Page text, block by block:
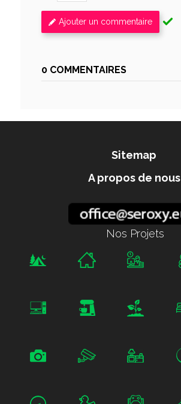
Ajouter un commentaire
0 COMMENTAIRES
Sitemap
A propos de nous
Nos Projets